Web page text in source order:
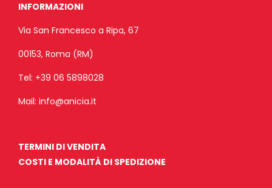
INFORMAZIONI
Via San Francesco a Ripa, 67
00153, Roma (RM)
Tel: +39 06 5898028
Mail: info@anicia.it
TERMINI DI VENDITA
COSTI E MODALITÀ DI SPEDIZIONE